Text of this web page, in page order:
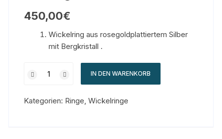
450,00€
Wickelring aus rosegoldplattiertem Silber
mit Bergkristall .
IN DEN WARENKORB
Kategorien: Ringe,Wickelringe